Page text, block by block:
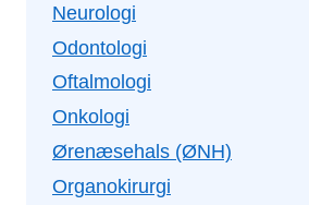
Neurologi
Odontologi
Oftalmologi
Onkologi
Ørenæsehals (ØNH)
Organokirurgi